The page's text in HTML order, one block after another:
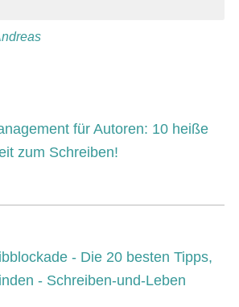
für Autoren: 10 heiße
zum Schreiben!
- Die 20 besten Tipps,
- Schreiben-und-Leben